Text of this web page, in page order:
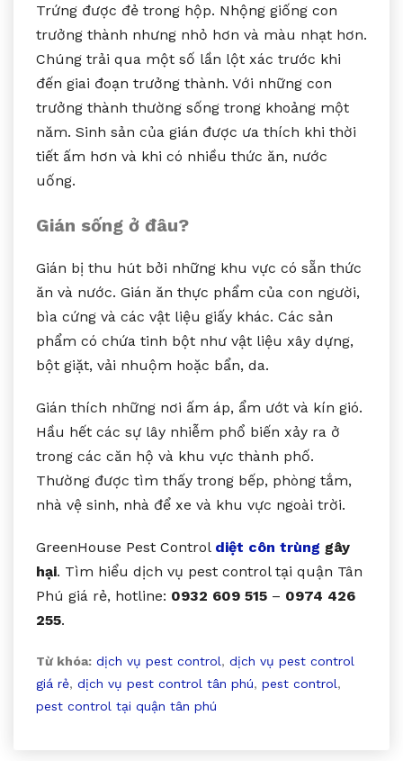
Trứng được đẻ trong hộp. Nhộng giống con
trưởng thành nhưng nhỏ hơn và màu nhạt hơn.
Chúng trải qua một số lần lột xác trước khi
đến giai đoạn trưởng thành. Với những con
trưởng thành thường sống trong khoảng một
năm. Sinh sản của gián được ưa thích khi thời
tiết ấm hơn và khi có nhiều thức ăn, nước
uống.
Gián sống ở đâu?
Gián bị thu hút bởi những khu vực có sẵn thức
ăn và nước. Gián ăn thực phẩm của con người,
bìa cứng và các vật liệu giấy khác. Các sản
phẩm có chứa tinh bột như vật liệu xây dựng,
bột giặt, vải nhuộm hoặc bẩn, da.
Gián thích những nơi ấm áp, ẩm ướt và kín gió.
Hầu hết các sự lây nhiễm phổ biến xảy ra ở
trong các căn hộ và khu vực thành phố.
Thường được tìm thấy trong bếp, phòng tắm,
nhà vệ sinh, nhà để xe và khu vực ngoài trời.
GreenHouse Pest Control diệt côn trùng gây
hại. Tìm hiểu dịch vụ pest control tại quận Tân
Phú giá rẻ, hotline: 0932 609 515 – 0974 426
255.
Từ khóa: dịch vụ pest control, dịch vụ pest control
giá rẻ, dịch vụ pest control tân phú, pest control,
pest control tại quận tân phú